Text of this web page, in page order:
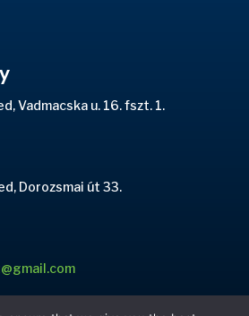
Vadmacska u. 16. fszt. 1.
Dorozsmai út 33.